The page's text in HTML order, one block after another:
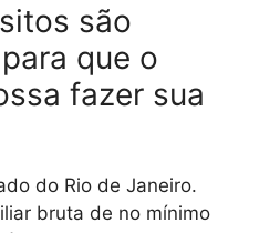
são
que o
fazer sua
do Rio de Janeiro.
bruta de no mínimo